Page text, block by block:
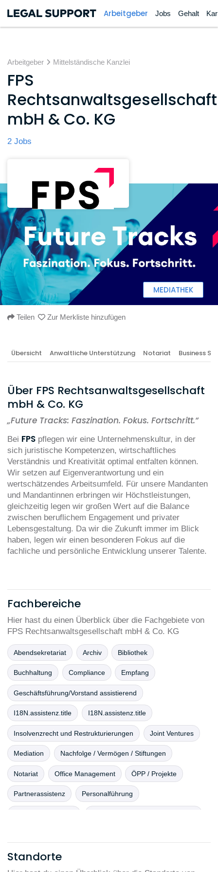
Arbeitgeber Jobs Gehalt
Arbeitgeber Mittelständische Kanzlei
FPS
Rechtsanwaltsgesellschaft
mbH & Co. KG
2 Jobs
Teilen Zur Merkliste hinzufügen
MEDIATHEK
Übersicht Anwaltliche Unterstützung Notariat Business
Über FPS Rechtsanwaltsgesellschaft
mbH & Co. KG
„Future Tracks: Faszination. Fokus. Fortschritt.“
Bei FPS pflegen wir eine Unternehmenskultur, in der
sich juristische Kompetenzen, wirtschaftliches
Verständnis und Kreativität optimal entfalten können.
Wir setzen auf Eigenverantwortung und ein
wertschätzendes Arbeitsumfeld. Für unsere Mandanten
und Mandantinnen erbringen wir Höchstleistungen,
gleichzeitig legen wir großen Wert auf die Balance
zwischen beruflichem Engagement und privater
Lebensgestaltung. Da wir die Zukunft immer im Blick
haben, legen wir einen besonderen Fokus auf die
fachliche und persönliche Entwicklung unserer Talente.
Fachbereiche
Hier hast du einen Überblick über die Fachgebiete von
FPS Rechtsanwaltsgesellschaft mbH & Co. KG
Abendsekretariat Archiv Bibliothek
Buchhaltung Compliance Empfang
Geschäftsführung/Vorstand assistierend
I18N.assistenz.title I18N.assistenz.title
Insolvenzrecht und Restrukturierungen Joint Ventures
Mediation Nachfolge / Vermögen / Stiftungen
Notariat Office Management ÖPP / Projekte
Partnerassistenz Personalführung
Prozessführung und Schiedsgerichtsbarkeit
Standorte